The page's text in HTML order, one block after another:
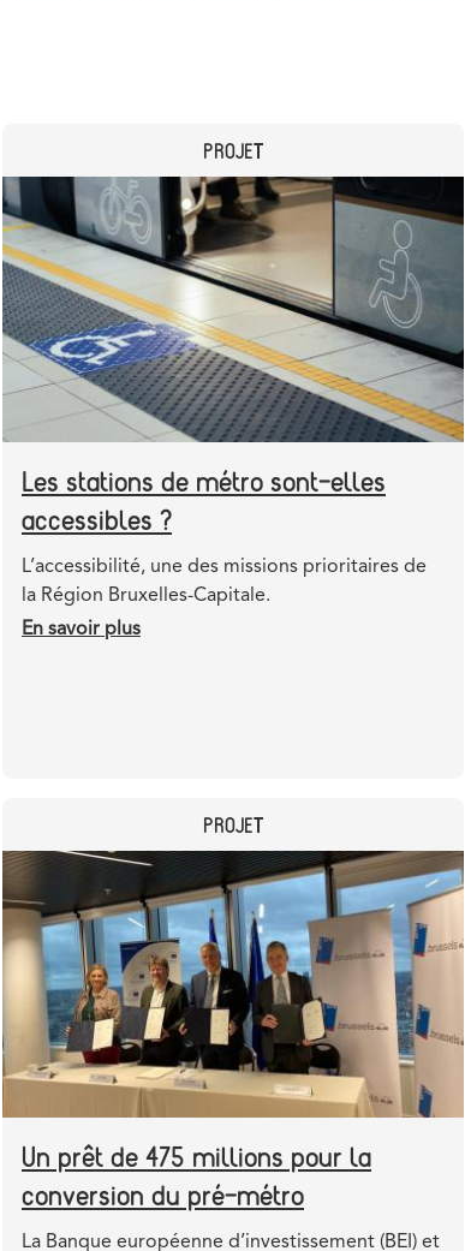
PROJET
image
Les stations de métro sont-elles
accessibles ?
Teaser
L’accessibilité, une des missions prioritaires de
la Région Bruxelles-Capitale.
En savoir plus
accessibles
?
PROJET
Header
image
Image
Un prêt de 475 millions pour la
conversion du pré-métro
Teaser
La Banque européenne d’investissement (BEI) et